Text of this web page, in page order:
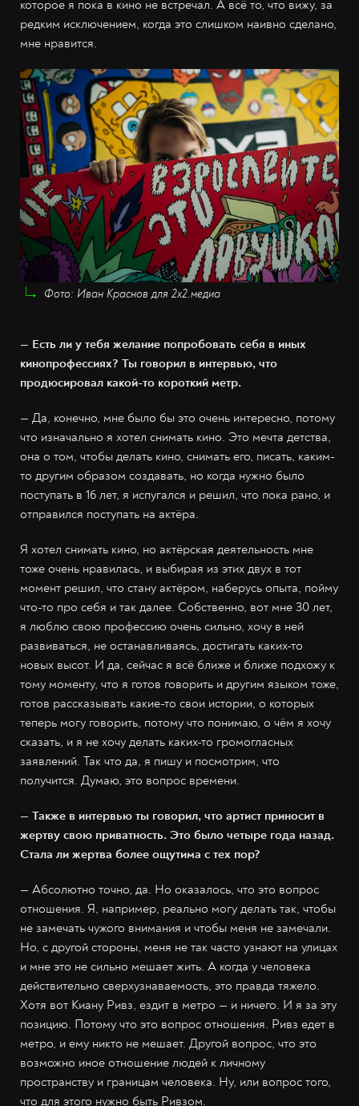
которое я пока в кино не встречал. А всё то, что вижу, за
редким исключением, когда это слишком наивно сделано,
мне нравится.
Фото: Иван Краснов для 2х2.медиа
— Есть ли у тебя желание попробовать себя в иных
кинопрофессиях? Ты говорил в интервью, что
продюсировал какой-то короткий метр.
— Да, конечно, мне было бы это очень интересно, потому
что изначально я хотел снимать кино. Это мечта детства,
она о том, чтобы делать кино, снимать его, писать, каким-
то другим образом создавать, но когда нужно было
поступать в 16 лет, я испугался и решил, что пока рано, и
отправился поступать на актёра.
Я хотел снимать кино, но актёрская деятельность мне
тоже очень нравилась, и выбирая из этих двух в тот
момент решил, что стану актёром, наберусь опыта, пойму
что-то про себя и так далее. Собственно, вот мне 30 лет,
я люблю свою профессию очень сильно, хочу в ней
развиваться, не останавливаясь, достигать каких-то
новых высот. И да, сейчас я всё ближе и ближе подхожу к
тому моменту, что я готов говорить и другим языком тоже,
готов рассказывать какие-то свои истории, о которых
теперь могу говорить, потому что понимаю, о чём я хочу
сказать, и я не хочу делать каких-то громогласных
заявлений. Так что да, я пишу и посмотрим, что
получится. Думаю, это вопрос времени.
— Также в интервью ты говорил, что артист приносит в
жертву свою приватность. Это было четыре года назад.
Стала ли жертва более ощутима с тех пор?
— Абсолютно точно, да. Но оказалось, что это вопрос
отношения. Я, например, реально могу делать так, чтобы
не замечать чужого внимания и чтобы меня не замечали.
Но, с другой стороны, меня не так часто узнают на улицах
и мне это не сильно мешает жить. А когда у человека
действительно сверхузнаваемость, это правда тяжело.
Хотя вот Киану Ривз, ездит в метро — и ничего. И я за эту
позицию. Потому что это вопрос отношения. Ривз едет в
метро, и ему никто не мешает. Другой вопрос, что это
возможно иное отношение людей к личному
пространству и границам человека. Ну, или вопрос того,
что для этого нужно быть Ривзом.